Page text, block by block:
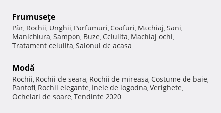
Frumuseţe
Păr, Rochii, Unghii, Parfumuri, Coafuri, Machiaj, Sani,
Manichiura, Sampon, Buze, Celulita, Machiaj ochi,
Tratament celulita, Salonul de acasa
Modă
Rochii, Rochii de seara, Rochii de mireasa, Costume de baie,
Pantofi, Rochii elegante, Inele de logodna, Verighete,
Ochelari de soare, Tendinte 2020